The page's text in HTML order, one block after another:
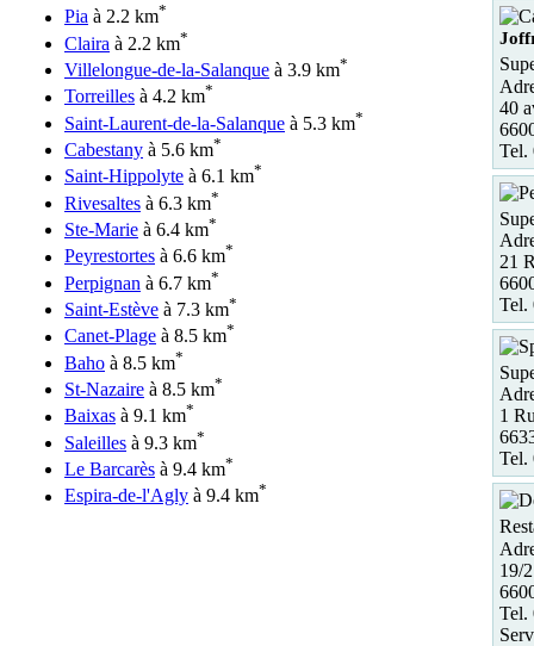
Pia à 2.2 km*
Claira à 2.2 km*
Villelongue-de-la-Salanque à 3.9 km*
Torreilles à 4.2 km*
Saint-Laurent-de-la-Salanque à 5.3 km*
Cabestany à 5.6 km*
Saint-Hippolyte à 6.1 km*
Rivesaltes à 6.3 km*
Ste-Marie à 6.4 km*
Peyrestortes à 6.6 km*
Perpignan à 6.7 km*
Saint-Estève à 7.3 km*
Canet-Plage à 8.5 km*
Baho à 8.5 km*
St-Nazaire à 8.5 km*
Baixas à 9.1 km*
Saleilles à 9.3 km*
Le Barcarès à 9.4 km*
Espira-de-l'Agly à 9.4 km*
40
Tel.
21
Tel.
1
Tel.
19/
Tel.